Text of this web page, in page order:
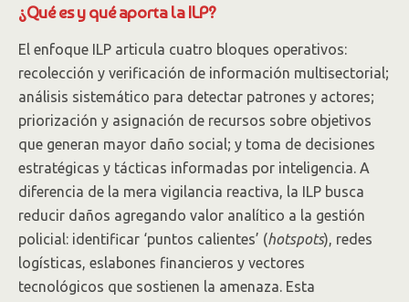
¿Qué es y qué aporta la ILP?
El enfoque ILP articula cuatro bloques operativos:
recolección y verificación de información multisectorial;
análisis sistemático para detectar patrones y actores;
priorización y asignación de recursos sobre objetivos
que generan mayor daño social; y toma de decisiones
estratégicas y tácticas informadas por inteligencia. A
diferencia de la mera vigilancia reactiva, la ILP busca
reducir daños agregando valor analítico a la gestión
policial: identificar ‘puntos calientes’ (hotspots), redes
logísticas, eslabones financieros y vectores
tecnológicos que sostienen la amenaza. Esta